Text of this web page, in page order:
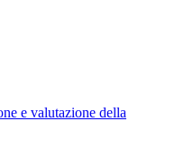
e valutazione della